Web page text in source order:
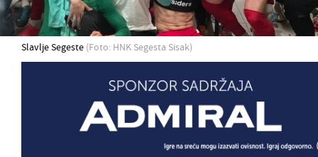
Slavlje Segeste (Foto: HNK Segesta Sisak)